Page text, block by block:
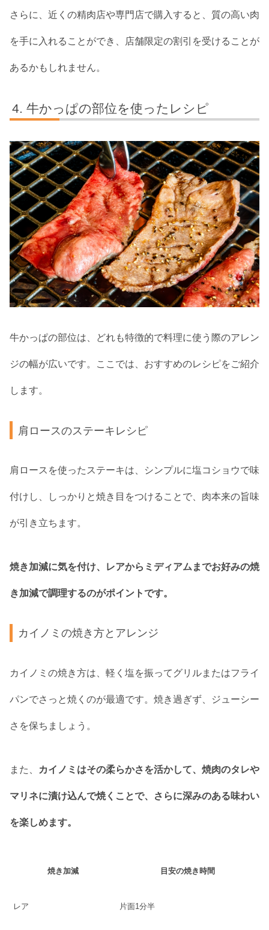
さらに、近くの精肉店や専門店で購入すると、質の高い肉
を手に入れることができ、店舗限定の割引を受けることが
あるかもしれません。
牛かっぱの部位を使ったレシピ
牛かっぱの部位は、どれも特徴的で料理に使う際のアレン
ジの幅が広いです。ここでは、おすすめのレシピをご紹介
します。
肩ロースのステーキレシピ
肩ロースを使ったステーキは、シンプルに塩コショウで味
付けし、しっかりと焼き目をつけることで、肉本来の旨味
が引き立ちます。
焼き加減に気を付け、レアからミディアムまでお好みの焼
き加減で調理するのがポイントです。
カイノミの焼き方とアレンジ
カイノミの焼き方は、軽く塩を振ってグリルまたはフライ
パンでさっと焼くのが最適です。焼き過ぎず、ジューシー
さを保ちましょう。
また、 カイノミはその柔らかさを活かして、焼肉のタレや
マリネに漬け込んで焼くことで、さらに深みのある味わい
を楽しめます。
焼き加減 目安の焼き時間
レア 片面1分半